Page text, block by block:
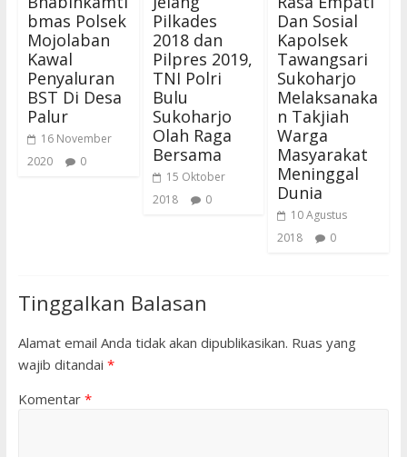
bmas Polsek
Mojolaban
Kawal
Penyaluran
BST Di Desa
Palur
16 November
2020
0
Pilkades
2018 dan
Pilpres 2019,
TNI Polri
Bulu
Sukoharjo
Olah Raga
Bersama
15 Oktober
2018
0
Dan Sosial
Kapolsek
Tawangsari
Sukoharjo
Melaksanaka
n Takjiah
Warga
Masyarakat
Meninggal
Dunia
10 Agustus
2018
0
Tinggalkan Balasan
Alamat email Anda tidak akan dipublikasikan. Ruas yang
wajib ditandai *
Komentar *